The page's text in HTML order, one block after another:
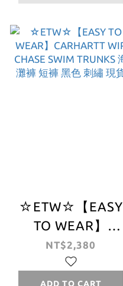
短褲 蛇紋 LOGO
☆ETW☆【EASY
TO WEAR】
CARHARTT WIP
CHASE SWIM
TRUNKS 海灘褲
NT$2,380
ADD TO CART